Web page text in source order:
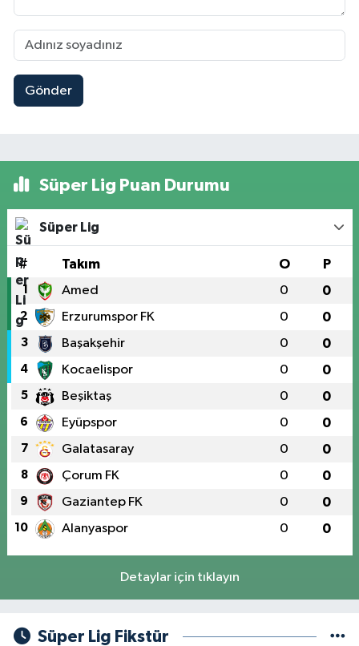
Gönder
Süper Lig Puan Durumu
Süper Lig
# Takım O P
1 Amed 0 0
2 Erzurumspor FK 0 0
3 Başakşehir 0 0
4 Kocaelispor 0 0
5 Beşiktaş 0 0
6 Eyüpspor 0 0
7 Galatasaray 0 0
8 Çorum FK 0 0
9 Gaziantep FK 0 0
10 Alanyaspor 0 0
Detaylar için tıklayın
Süper Lig Fikstür